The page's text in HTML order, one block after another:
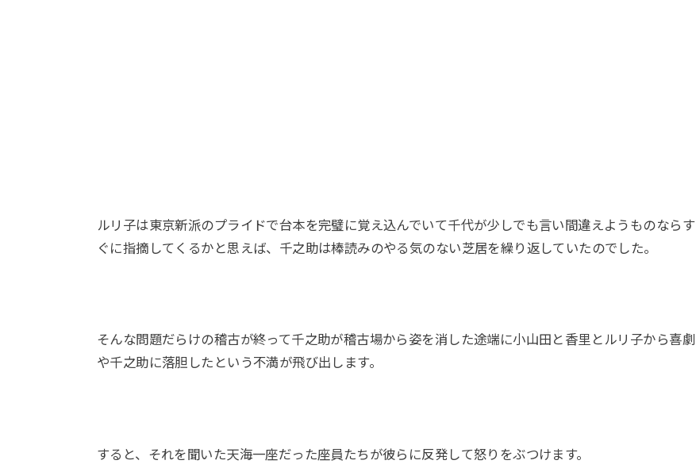
ルリ子は東京新派のプライドで台本を完璧に覚え込んでいて千代が少しでも言い間違えようものならす
ぐに指摘してくるかと思えば、千之助は棒読みのやる気のない芝居を繰り返していたのでした。
そんな問題だらけの稽古が終って千之助が稽古場から姿を消した途端に小山田と香里とルリ子から喜劇
や千之助に落胆したという不満が飛び出します。
すると、それを聞いた天海一座だった座員たちが彼らに反発して怒りをぶつけます。